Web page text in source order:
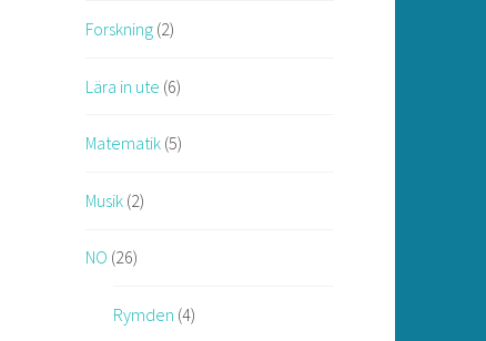
Forskning(2)
Lära in ute (6)
Matematik(5)
Musik(2)
NO (26)
Rymden (4)